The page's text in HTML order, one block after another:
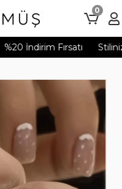
%20 İndirim Fırsatı
0